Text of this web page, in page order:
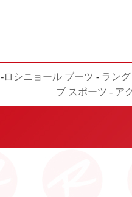
-ロシニョール ブーツ - ラン
ブ スポーツ - ア